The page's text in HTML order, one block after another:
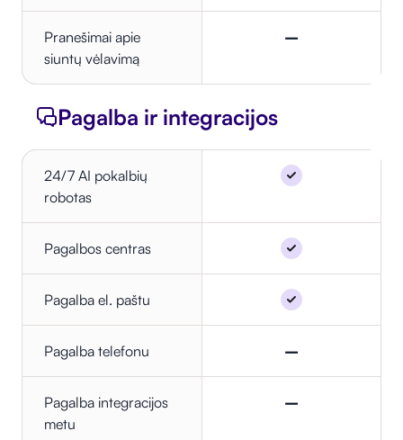
Pranešimai apie
siuntų vėlavimą
–
Pagalba ir integracijos
24/7 AI pokalbių
robotas
Pagalbos centras
Pagalba el. paštu
Pagalba telefonu –
Pagalba integracijos
metu
–